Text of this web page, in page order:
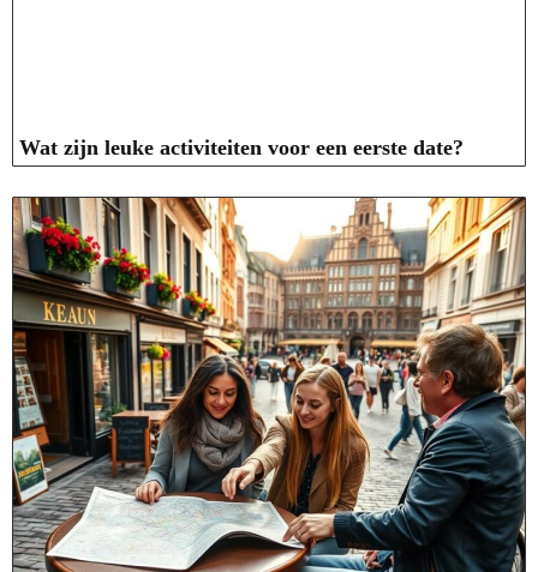
Wat zijn leuke activiteiten voor een eerste date?